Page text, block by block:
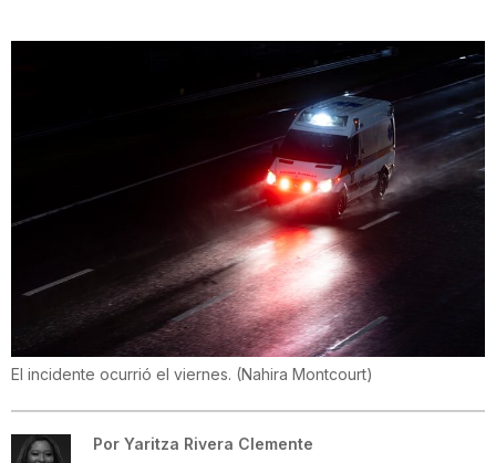
El incidente ocurrió el viernes. (Nahira Montcourt)
Por Yaritza Rivera Clemente